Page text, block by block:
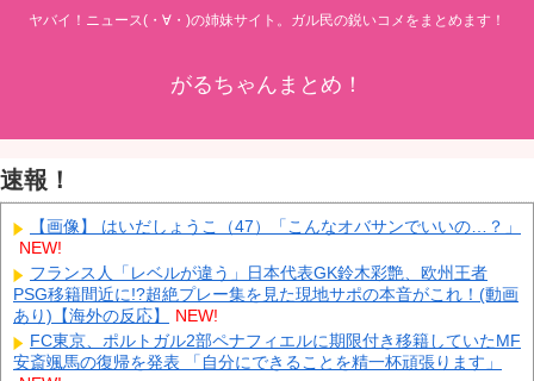
ヤバイ！ニュース(・∀・)の姉妹サイト。ガル民の鋭いコメをまとめます！
がるちゃんまとめ！
速報！
【画像】 はいだしょうこ（47）「こんなオバサンでいいの…？」
NEW!
フランス人「レベルが違う」日本代表GK鈴木彩艶、欧州王者
PSG移籍間近に!?超絶プレー集を見た現地サポの本音がこれ！(動画
あり)【海外の反応】
NEW!
FC東京、ポルトガル2部ペナフィエルに期限付き移籍していたMF
安斎颯馬の復帰を発表 「自分にできることを精一杯頑張ります」